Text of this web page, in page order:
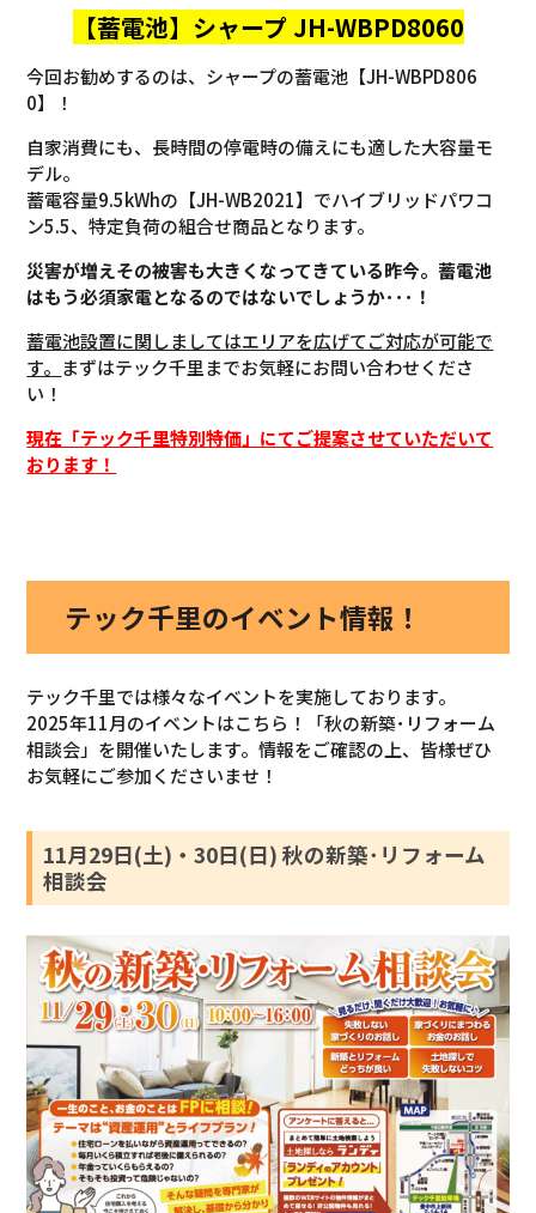
【蓄電池】 シャープ JH-WBPD8060
今回お勧めするのは、シャープの蓄電池【JH-WBPD806
0】！
自家消費にも、長時間の停電時の備えにも適した大容量モ
デル。
蓄電容量9.5kWhの【JH-WB2021】でハイブリッドパワコ
ン5.5、特定負荷の組合せ商品となります。
災害が増えその被害も大きくなってきている昨今。蓄電池
はもう必須家電となるのではないでしょうか･･･！
蓄電池設置に関しましてはエリアを広げてご対応が可能で
す。 まずはテック千里までお気軽にお問い合わせくださ
い！
現在「テック千里特別特価」にてご提案させていただいて
おります！
テック千里のイベント情報！
テック千里では様々なイベントを実施しております。
2025年11月のイベントはこちら！「秋の新築･リフォーム
相談会」を開催いたします。情報をご確認の上、皆様ぜひ
お気軽にご参加くださいませ！
11月29日(土)・30日(日) 秋の新築･リフォーム
相談会